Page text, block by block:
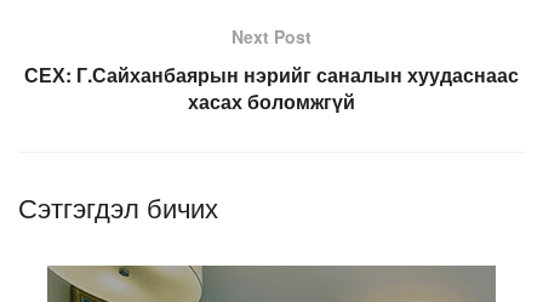
Next Post
СЕХ: Г.Сайханбаярын нэрийг саналын хуудаснаас
хасах боломжгүй
Сэтгэгдэл бичих